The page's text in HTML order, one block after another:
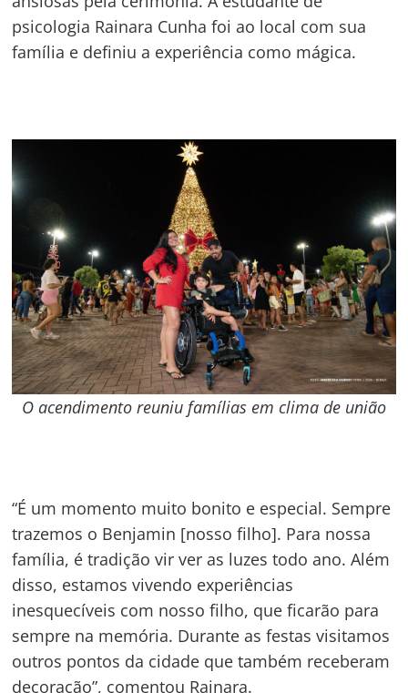
psicologia Rainara Cunha foi ao local com sua
família e definiu a experiência como mágica.
O acendimento reuniu famílias em clima de união
“É um momento muito bonito e especial. Sempre
trazemos o Benjamin [nosso filho]. Para nossa
família, é tradição vir ver as luzes todo ano. Além
disso, estamos vivendo experiências
inesquecíveis com nosso filho, que ficarão para
sempre na memória. Durante as festas visitamos
outros pontos da cidade que também receberam
decoração”, comentou Rainara.